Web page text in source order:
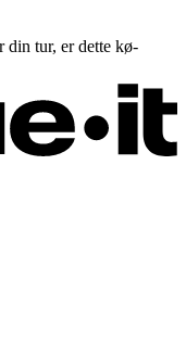
tur, er dette kø-